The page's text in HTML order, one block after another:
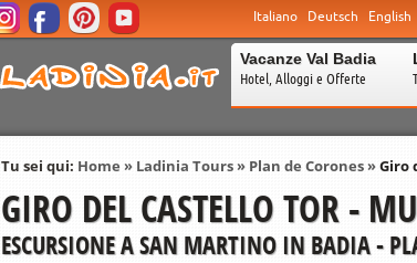
Italiano Deutsch English
Vacanze Val Badia
Hotel, Alloggi e Offerte
Tu sei qui: Home» Ladinia Tours» Plan de Corones»Giro
GIRO DEL CASTELLO TOR -
ESCURSIONE A SAN MARTINO IN BADIA -